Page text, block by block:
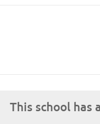
This school has